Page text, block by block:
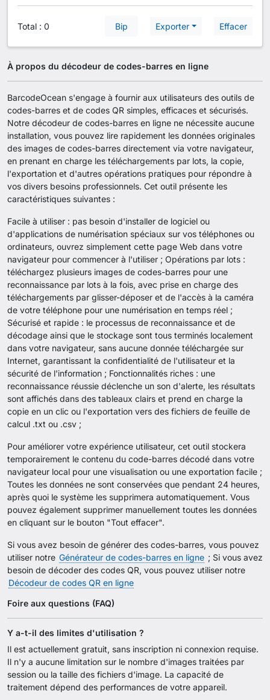
Total : 0 Bip Exporter Effacer
À propos du décodeur de codes-barres en ligne
BarcodeOcean s'engage à fournir aux utilisateurs des outils de
codes-barres et de codes QR simples, efficaces et sécurisés.
Notre décodeur de codes-barres en ligne ne nécessite aucune
installation, vous pouvez lire rapidement les données originales
des images de codes-barres directement via votre navigateur,
en prenant en charge les téléchargements par lots, la copie,
l'exportation et d'autres opérations pratiques pour répondre à
vos divers besoins professionnels. Cet outil présente les
caractéristiques suivantes :
Facile à utiliser : pas besoin d'installer de logiciel ou
d'applications de numérisation spéciaux sur vos téléphones ou
ordinateurs, ouvrez simplement cette page Web dans votre
navigateur pour commencer à l'utiliser ; Opérations par lots :
téléchargez plusieurs images de codes-barres pour une
reconnaissance par lots à la fois, avec prise en charge des
téléchargements par glisser-déposer et de l'accès à la caméra
de votre téléphone pour une numérisation en temps réel ;
Sécurisé et rapide : le processus de reconnaissance et de
décodage ainsi que le stockage sont tous terminés localement
dans votre navigateur, sans aucune donnée téléchargée sur
Internet, garantissant la confidentialité de l'utilisateur et la
sécurité de l'information ; Fonctionnalités riches : une
reconnaissance réussie déclenche un son d'alerte, les résultats
sont affichés dans des tableaux clairs et prend en charge la
copie en un clic ou l'exportation vers des fichiers de feuille de
calcul .txt ou .csv ;
Pour améliorer votre expérience utilisateur, cet outil stockera
temporairement le contenu du code-barres décodé dans votre
navigateur local pour une visualisation ou une exportation facile ;
Toutes les données ne sont conservées que pendant 24 heures,
après quoi le système les supprimera automatiquement. Vous
pouvez également supprimer manuellement toutes les données
en cliquant sur le bouton "Tout effacer".
Si vous avez besoin de générer des codes-barres, vous pouvez
utiliser notre Générateur de codes-barres en ligne ; Si vous avez
besoin de décoder des codes QR, vous pouvez utiliser notre
Décodeur de codes QR en ligne
Foire aux questions (FAQ)
Y a-t-il des limites d'utilisation ?
Il est actuellement gratuit, sans inscription ni connexion requise.
Il n'y a aucune limitation sur le nombre d'images traitées par
session ou la taille des fichiers d'image. La capacité de
traitement dépend des performances de votre appareil.